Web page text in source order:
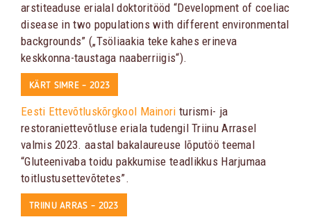
arstiteaduse erialal doktoritööd “Development of coeliac
disease in two populations with different environmental
backgrounds” („Tsöliaakia teke kahes erineva
keskkonna-taustaga naaberriigis“).
KÄRT SIMRE – 2023
Eesti Ettevõtluskõrgkool Mainori turismi- ja
restoraniettevõtluse eriala tudengil Triinu Arrasel
valmis 2023. aastal bakalaureuse lõputöö teemal
“Gluteenivaba toidu pakkumise teadlikkus Harjumaa
toitlustusettevõtetes”.
TRIINU ARRAS – 2023